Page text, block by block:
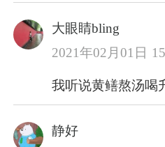
大眼睛bling
2021年02月01日
我听说黄鳝熬汤喝
静好